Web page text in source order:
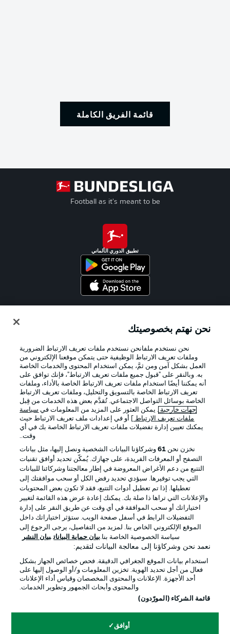
قائمة الفريق الكاملة
Football as it's meant to be
تطبيق الدوري الألماني
الإعلانات الإخطارات القانونية
شروط الاستخدام القنوات الناقلة
الوظائف جهة النشر
تواصل معنا اللاعبون
© 2026 Bundesliga-Gruppe GmbH
نحن نهتم بخصوصيتك
نحن نستخدم ملفانحن نستخدم ملفات تعريف الارتباط الضرورية
وملفات تعريف الارتباط الوظيفية حتى يتمكن موقعنا الإلكتروني من
العمل بشكل آمن ومن ثمَّ، يمكن استخدام المحتوى والخدمات الخاصة
به. وبالنقر على "قبول جميع ملفات تعريف الارتباط"، فإنك توافق على
أنه يمكننا أيضًا استخدام ملفات تعريف الارتباط الخاصة بالأداء، وملفات
تعريف الارتباط الخاصة بالتسويق والتحليل، وملفات تعريف الارتباط
الخاصة بوسائل التواصل الاجتماعي. تُقدَّم بعض هذه الخدمات من قِبل
جهات خارجية . يمكن العثور على المزيد من المعلومات في سياسة
ملفات تعريف الارتباط
] أو في إعدادات ملف تعريف الارتباط حيث
يمكنك تعيين إدارة تفضيلات ملفات تعريف الارتباط الخاصة بك في أي
وقت..
نخزن نحن 61وشركاؤنا البيانات الشخصية ونصل إليها، مثل بيانات
التصفح أو المعرفات الفريدة، على جهازك. يُمكّن تحديد أوافق تقنيات
التتبع من دعم الأغراض المعروضة في إطار معالجتنا وشركائنا للبيانات
التي يجب توفيرها. سيؤدي تحديد رفض الكل أو سحب موافقتك إلى
تعطيلها. إذا تم تعطيل أدوات التتبع، فقد لا تكون بعض المحتويات
والإعلانات التي تراها ذا صلة بك. يمكنك إعادة عرض هذه القائمة لتغيير
اختياراتك أو سحب الموافقة في أي وقت عن طريق النقر على إدارة
التفضيلات الرابط في أسفل صفحة الويب. ستؤثر اختياراتك داخل
الموقع الإلكتروني الخاص بنا. لمزيد من التفاصيل، يرجى الرجوع إلى
سياسة الخصوصية الخاصة بنا.بيان حماية البيانات بيان النشر
نعمد نحن وشركاؤنا إلى معالجة البيانات لتقديم:
استخدام بيانات الموقع الجغرافي الدقيقة. فحص خصائص الجهاز بشكل
فعال من أجل تحديد الهوية. تخزين المعلومات و/أو الوصول إليها على
أحد الأجهزة. الإعلانات والمحتوى المخصصان وقياس أداء الإعلانات
والمحتوى وأبحاث الجمهور وتطوير الخدمات.
قائمة الشركاء (المورّدون)
أوافق